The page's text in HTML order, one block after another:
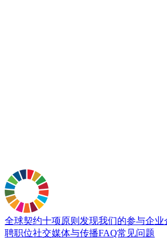
全球契约十项原则 发现我们的参与企业
聘职位社交媒体与传播FAQ常见问题